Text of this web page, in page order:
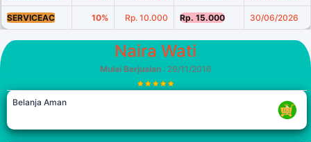
SERVICEAC 10% Rp. 10.000 Rp. 15.000 30/06/2026
Naira Wati
Mulai Berjualan: 29/11/2016
Belanja Aman